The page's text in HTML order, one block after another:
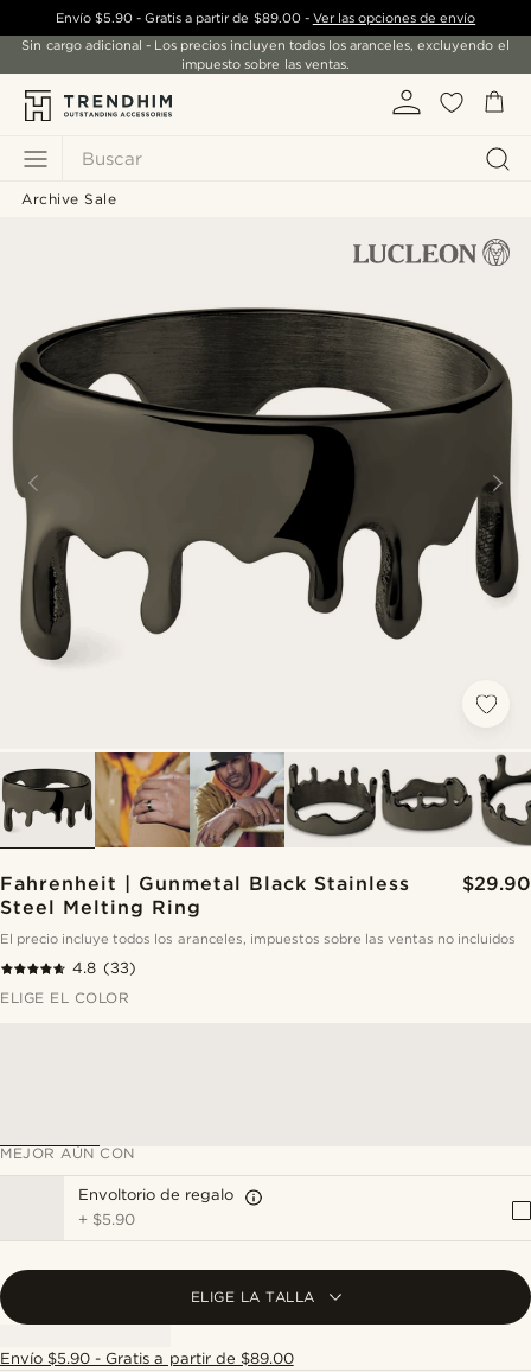
Buscar
Envío $5.90- Gratis a partir de $89.00- Ver las opciones de envío
Sin cargo adicional - Los precios incluyen todos los aranceles, excluyendo el
impuesto sobre las ventas.
Archive Sale
Fahrenheit | Gunmetal Black Stainless
Steel Melting Ring
$29.90
El precio incluye todos los aranceles, impuestos sobre las ventas no incluidos
4.8 (33)
ELIGE EL COLOR
MEJOR AÚN CON
Envoltorio de regalo
+ $5.90
ELIGE LA TALLA
Envío $5.90 - Gratis a partir de $89.00